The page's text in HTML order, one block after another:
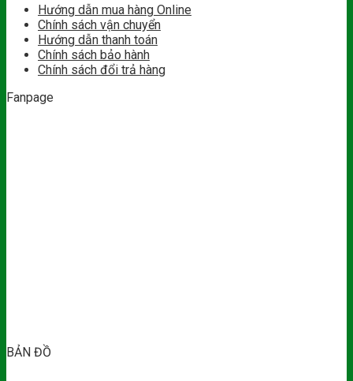
Hướng dẫn mua hàng Online
Chính sách vận chuyển
Hướng dẫn thanh toán
Chính sách bảo hành
Chính sách đổi trả hàng
Fanpage
BẢN ĐỒ